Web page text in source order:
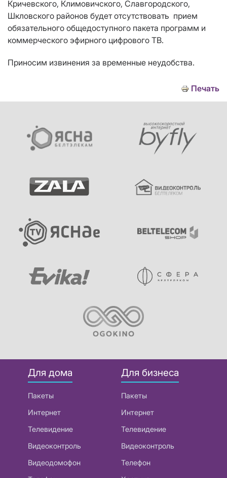
Кричевского, Климовичского, Славгородского,
Шкловского районов будет отсутствовать прием
обязательного общедоступного пакета программ и
коммерческого эфирного цифрового ТВ.
Приносим извинения за временные неудобства.
Печать
Для дома
Пакеты
Интернет
Телевидение
Видеоконтроль
Видеодомофон
Для бизнеса
Пакеты
Интернет
Телевидение
Видеоконтроль
Телефон